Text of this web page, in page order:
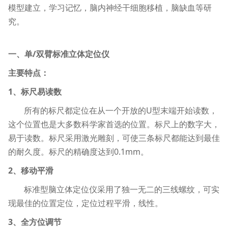
模型建立，学习记忆，脑内神经干细胞移植，脑缺血等研
究。
一、单/双臂标准立体定位仪
主要特点：
1、标尺易读数
所有的标尺都定位在从一个开放的U型末端开始读数，
这个位置也是大多数科学家首选的位置。标尺上的数字大，
易于读数。标尺采用激光雕刻，可使三条标尺都能达到最佳
的耐久度。标尺的精确度达到0.1mm。
2、移动平滑
标准型脑立体定位仪采用了独一无二的三线螺纹，可实
现最佳的位置定位，定位过程平滑，线性。
3、全方位调节